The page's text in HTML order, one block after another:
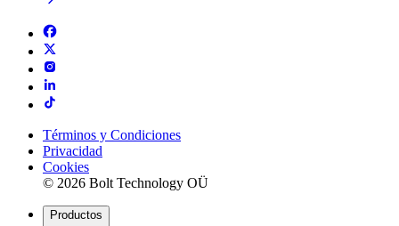
Términos y Condiciones
Privacidad
Cookies
© 2026 Bolt Technology OÜ
Productos